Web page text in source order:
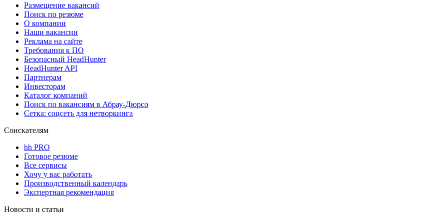
Размещение вакансий
Поиск по резюме
О компании
Наши вакансии
Реклама на сайте
Требования к ПО
Безопасный HeadHunter
HeadHunter API
Партнерам
Инвесторам
Каталог компаний
Поиск по вакансиям в Абрау-Дюрсо
Сетка: соцсеть для нетворкинга
Соискателям
hh PRO
Готовое резюме
Все сервисы
Хочу у вас работать
Производственный календарь
Экспертная рекомендация
Новости и статьи